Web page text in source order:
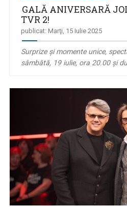
GALĂ ANIVERSARĂ
TVR 2!
publicat: Marţi, 15 Iulie 2025
Surprize și momente unice,
sâmbătă, 19 iulie, ora 20.00 și